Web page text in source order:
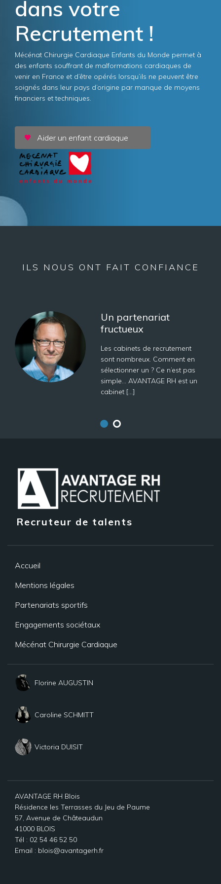
dans votre
Recrutement !
Mécénat Chirurgie Cardiaque Enfants du Monde permet à
des enfants souffrant de malformations cardiaques de
venir en France et d’être opérés lorsqu’ils ne peuvent être
soignés dans leur pays d’origine par manque de moyens
financiers et techniques.
Aider un enfant cardiaque
ILS NOUS ONT FAIT CONFIANCE
Un partenariat
fructueux
Les cabinets de recrutement
sont nombreux. Comment en
sélectionner un ? Ce n’est pas
simple… AVANTAGE RH est un
cabinet […]
Humaines | PMU
Recruteur de talents
Accueil
Mentions légales
Partenariats sportifs
Engagements sociétaux
Mécénat Chirurgie Cardiaque
Florine AUGUSTIN
Caroline SCHMITT
Victoria DUISIT
AVANTAGE RH Blois
Résidence les Terrasses du Jeu de Paume
57, Avenue de Châteaudun
41000 BLOIS
Tél : 02 54 46 52 50
Email : blois@avantagerh.fr